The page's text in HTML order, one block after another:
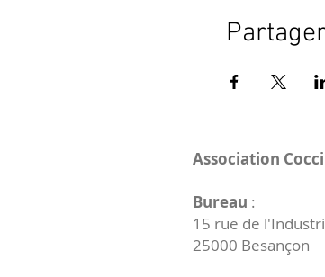
Association
Bureau :
15 rue de
25000 Besançon